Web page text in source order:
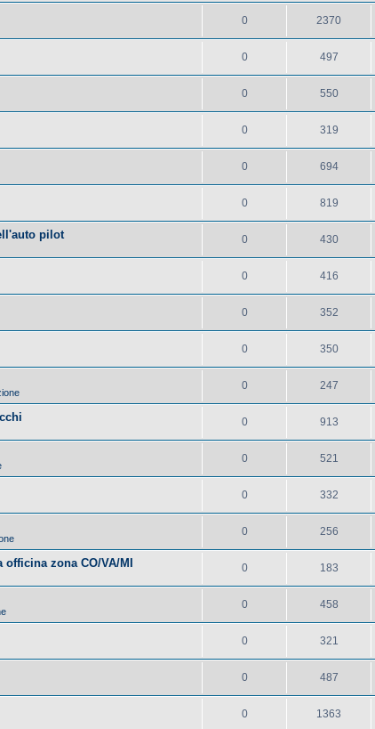
0 2370
0 497
0 550
0 319
0 694
0 819
pilot 0 430
0 416
0 352
0 350
0 247
0 913
0 521
0 332
0 256
officina zona CO/VA/MI 0 183
0 458
0 321
0 487
0 1363